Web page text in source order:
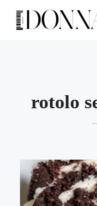
contenuto
rotolo